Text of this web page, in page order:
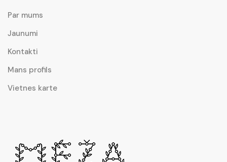
Par mums
Jaunumi
Kontakti
Mans profils
Vietnes karte